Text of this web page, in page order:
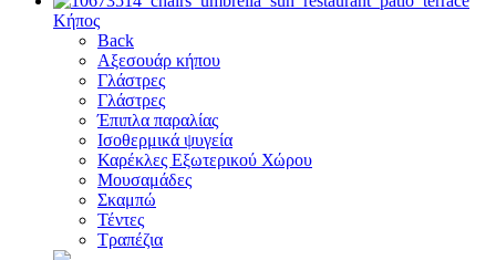
Κήπος
Back
Αξεσουάρ κήπου
Γλάστρες
Γλάστρες
Έπιπλα παραλίας
Ισοθερμικά ψυγεία
Καρέκλες Εξωτερικού Χώρου
Μουσαμάδες
Σκαμπώ
Τέντες
Τραπέζια